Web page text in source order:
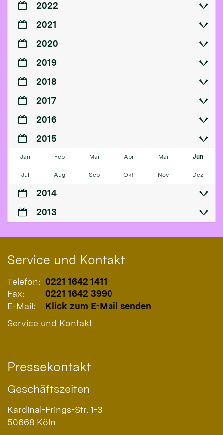
2022
2021
2020
2019
2018
2017
2016
2015
Jan Feb Mär Apr Mai Jun
Jul Aug Sep Okt Nov Dez
2014
2013
Service und Kontakt
Telefon: 0221 1642 1411
Fax:
0221 1642 3990
E-Mail:
Klick zum E-Mail senden
Service und Kontakt
Pressekontakt
Geschäftszeiten
Kardinal-Frings-Str. 1-3
50668 Köln